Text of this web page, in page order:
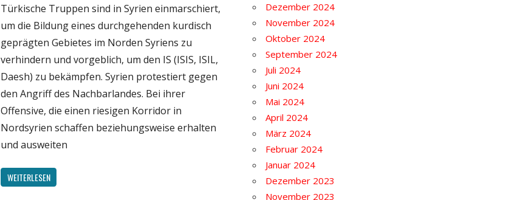
Wissenschaft
Türkische Truppen sind in Syrien einmarschiert,
um die Bildung eines durchgehenden kurdisch
geprägten Gebietes im Norden Syriens zu
verhindern und vorgeblich, um den IS (ISIS, ISIL,
Daesh) zu bekämpfen. Syrien protestiert gegen
den Angriff des Nachbarlandes. Bei ihrer
Offensive, die einen riesigen Korridor in
Nordsyrien schaffen beziehungsweise erhalten
und ausweiten
WEITERLESEN
Dezember 2024
November 2024
Oktober 2024
September 2024
Juli 2024
Juni 2024
Mai 2024
April 2024
März 2024
Februar 2024
Januar 2024
Dezember 2023
November 2023